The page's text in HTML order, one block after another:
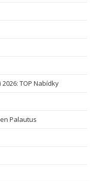
TOP Nabídky
Palautus